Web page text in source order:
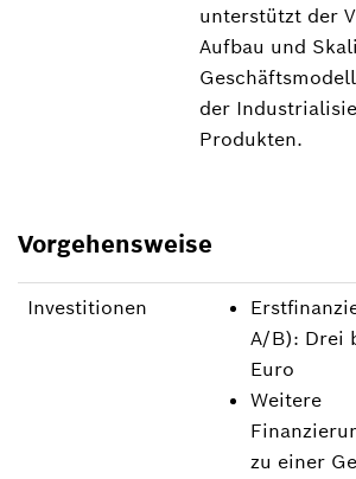
unterstützt der
Aufbau und
der
Produkten.
Vorgehensweise
Investitionen
A/B): Drei
Euro
Weitere
zu einer